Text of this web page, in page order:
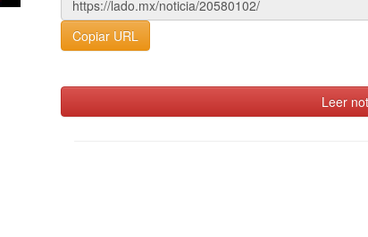
Copiar URL
Leer